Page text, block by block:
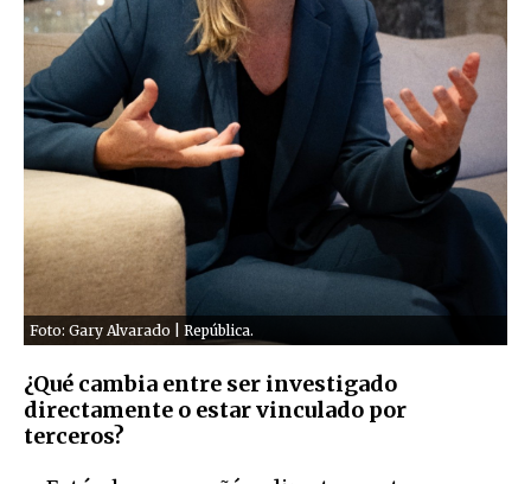
Foto: Gary Alvarado | República.
¿Qué cambia entre ser investigado
directamente o estar vinculado por
terceros?